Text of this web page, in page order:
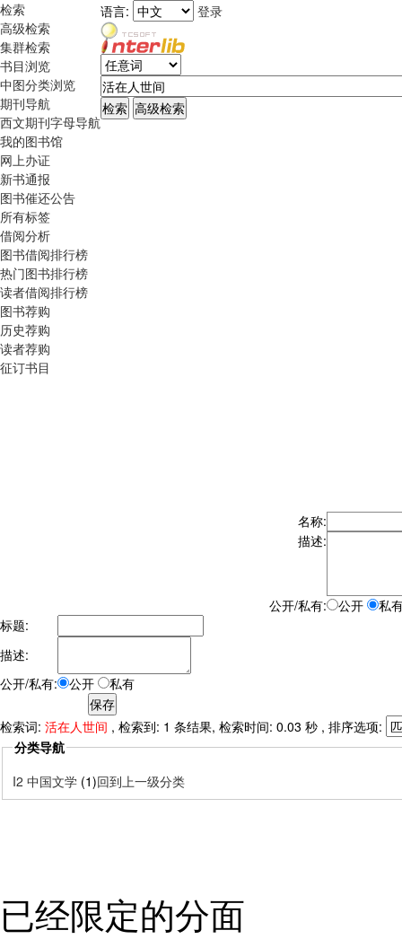
检索
高级检索
集群检索
书目浏览
中图分类浏览
期刊导航
西文期刊字母导航
我的图书馆
网上办证
新书通报
图书催还公告
所有标签
借阅分析
图书借阅排行榜
热门图书排行榜
读者借阅排行榜
图书荐购
历史荐购
读者荐购
征订书目
语言: 登录
名称:
描述:
公开/私有: 公开
私
标题:
描述:
公开/私有:
公开 私有
检索词: 活在人世间 , 检索到: 1 条结果, 检索时间: 0.03 秒 , 排序选项:
分类导航
I2 中国文学 (1)回到上一级分类
已经限定的分面